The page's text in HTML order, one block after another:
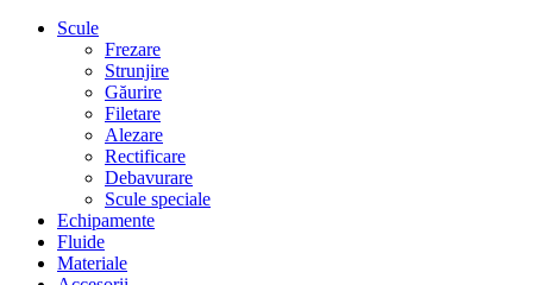
Scule
Frezare
Strunjire
Găurire
Filetare
Alezare
Rectificare
Debavurare
Scule speciale
Echipamente
Fluide
Materiale